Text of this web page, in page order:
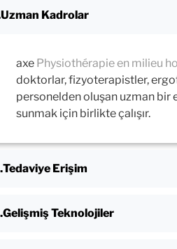
Uzman Kadrolar
axe Physiothérapie en milieu
doktorlar, fizyoterapistler,
personelden oluşan uzman bir
sunmak için birlikte çalışır.
Tedaviye Erişim
Gelişmiş Teknolojiler